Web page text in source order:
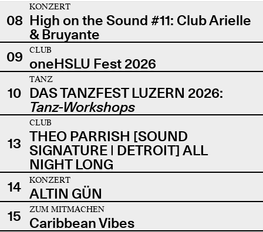
08
KONZERT
High on the Sound #11: Club Arielle
& Bruyante
09
CLUB
oneHSLU Fest 2026
10
TANZ
DAS TANZFEST LUZERN 2026:
Tanz-Workshops
13
CLUB
THEO PARRISH [SOUND
SIGNATURE | DETROIT] ALL
NIGHT LONG
14
KONZERT
ALTIN GÜN
15
ZUM MITMACHEN
Caribbean Vibes